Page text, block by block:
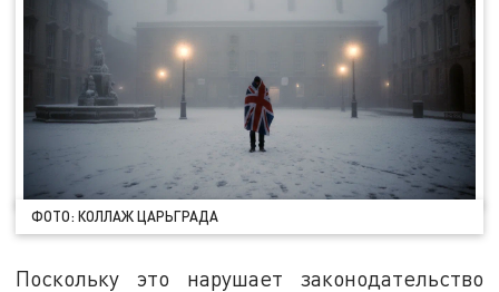
ФОТО: КОЛЛАЖ ЦАРЬГРАДА
Поскольку это нарушает законодательство